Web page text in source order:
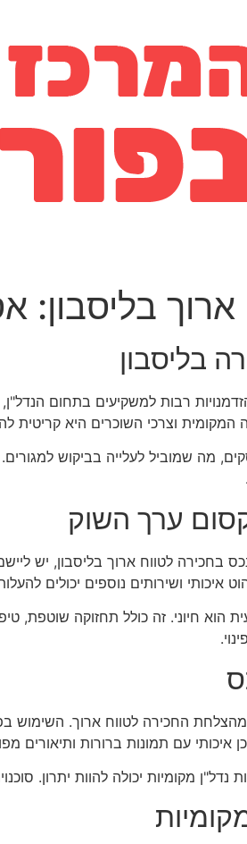
ארוך
בליסבון
רבות למשקיעים בתחום
המקומית וצרכי השוכרים היא קריטית
מה שמוביל לעלייה בביקוש
ערך השוק
בחכירה לטווח ארוך בליסבון, יש
איכותי ושירותים נוספים יכולים
הוא חיוני. זה כולל תחזוקה שוטפת,
מהצלחת החכירה לטווח ארוך. השימוש
עם תמונות ברורות ותיאורים
נדל"ן מקומיות יכולה להוות יתרון.